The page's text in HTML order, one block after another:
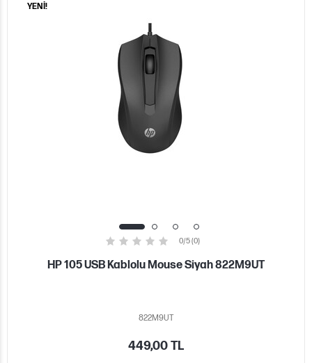
YENİ!
0/5 (0)
HP 105 USB Kablolu Mouse Siyah 822M9UT
822M9UT
449,00 TL